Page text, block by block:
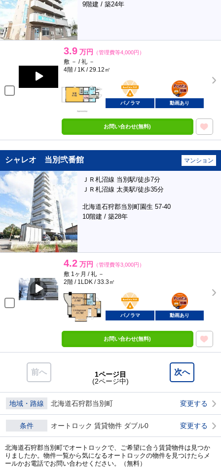
9階建 / 築24年
3.9 万円 （管理費等4,000円）
敷 － / 礼 －
4階 / 1K / 29.12㎡
BunChinPAY
ポンタ
部屋
パノラマ 動画あり
お問い合わせ(無料)
シャレオ 当別弐番館 マンション
ＪＲ札沼線 当別駅/徒歩7分
ＪＲ札沼線 太美駅/徒歩35分
北海道石狩郡当別町園生 57-40
10階建 / 築28年
4.2 万円 （管理費等3,000円）
敷 1ヶ月 / 礼 －
2階 / 1LDK / 33.3㎡
BunChinPAY
ポンタ
部屋
パノラマ 動画あり
お問い合わせ(無料)
前へ 次へ
1ページ目
(2ページ中)
地域・路線 北海道石狩郡当別町 変更する
条件 オートロック 賃貸物件 ダブル0 変更する
北海道石狩郡当別町でオートロックで、ご希望に合う賃貸物件は見つか
りましたか。物件一覧から気になるオートロックの物件を見つけたらメ
ールかお電話でお問い合わせください。（無料）